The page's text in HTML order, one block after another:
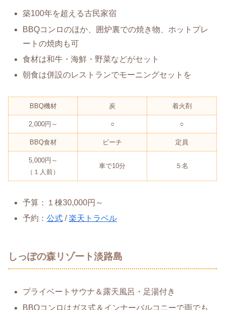
築100年を超える古民家宿
BBQコンロのほか、囲炉裏での焼き物、ホットプレ
ートの焼肉も可
食材は和牛・海鮮・野菜などがセット
朝食は併設のレストランでモーニングセットを
BBQ機材 炭 着火剤
2,000円～ ○ ○
BBQ食材 ビーチ 定員
5,000円～
（１人前）
車で10分 ５名
予算：１棟30,000円～
予約：公式 /楽天トラベル
しっぽの森リゾート淡路島
プライベートサウナ＆露天風呂・足湯付き
BBQコンロはガス式＆インナーバルコニーで雨でも